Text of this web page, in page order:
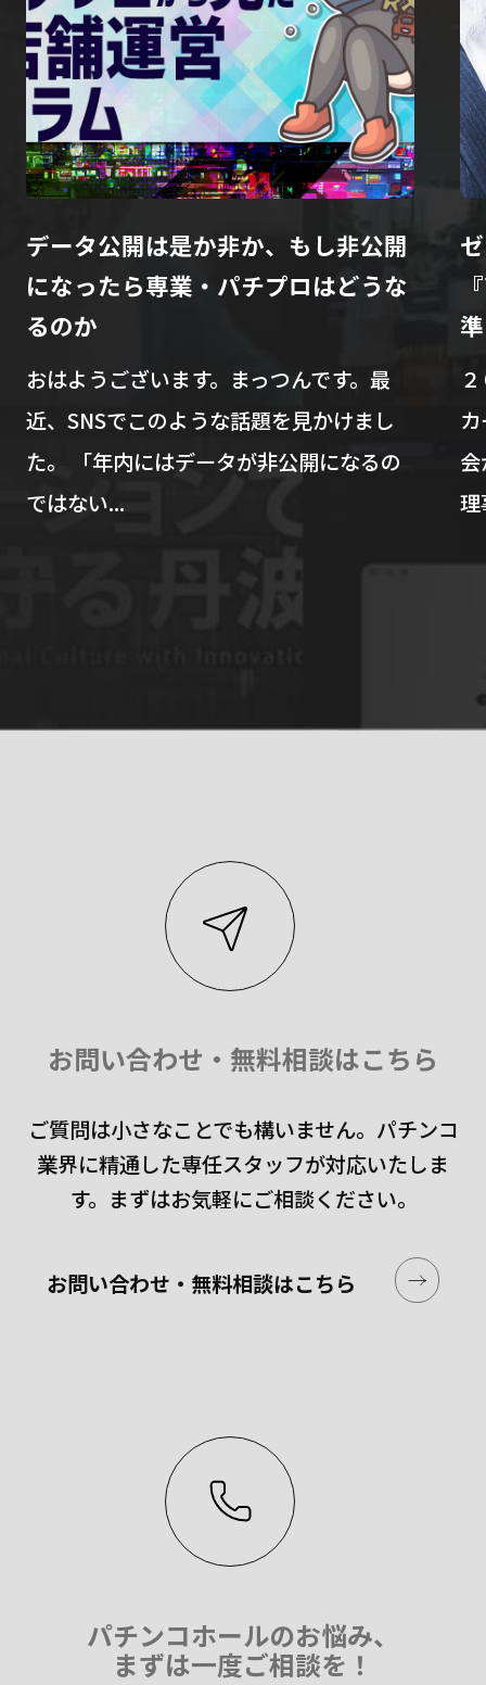
データ公開は是か非か、もし非公開
になったら専業・パチプロはどうな
るのか
おはようございます。まっつんです。最
近、SNSでこのような話題を見かけまし
た。 「年内にはデータが非公開になるの
ではない...
理
お問い合わせ・無料相談はこちら
ご質問は小さなことでも構いません。 パチンコ
業界に精通した専任スタッフが対応いたしま
す。 まずはお気軽にご相談ください。
お問い合わせ・無料相談はこちら
パチンコホールのお悩み、
まずは一度ご相談を！